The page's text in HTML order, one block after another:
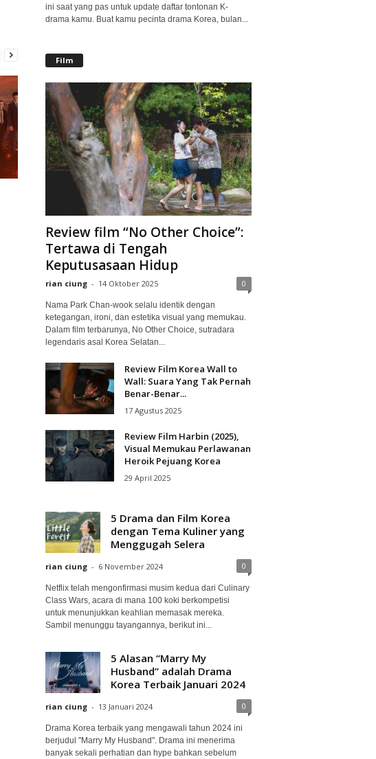
ini saat yang pas untuk update daftar tontonan K-
drama kamu. Buat kamu pecinta drama Korea, bulan...
Film
Review film “No Other Choice”:
Tertawa di Tengah
Keputusasaan Hidup
rian ciung - 14 Oktober 2025 0
Nama Park Chan-wook selalu identik dengan
ketegangan, ironi, dan estetika visual yang memukau.
Dalam film terbarunya, No Other Choice, sutradara
legendaris asal Korea Selatan...
Review Film Korea Wall to
Wall: Suara Yang Tak Pernah
Benar-Benar...
17 Agustus 2025
Review Film Harbin (2025),
Visual Memukau Perlawanan
Heroik Pejuang Korea
29 April 2025
5 Drama dan Film Korea
dengan Tema Kuliner yang
Menggugah Selera
rian ciung - 6 November 2024 0
Netflix telah mengonfirmasi musim kedua dari Culinary
Class Wars, acara di mana 100 koki berkompetisi
untuk menunjukkan keahlian memasak mereka.
Sambil menunggu tayangannya, berikut ini...
5 Alasan “Marry My
Husband” adalah Drama
Korea Terbaik Januari 2024
rian ciung - 13 Januari 2024 0
Drama Korea terbaik yang mengawali tahun 2024 ini
berjudul "Marry My Husband". Drama ini menerima
banyak sekali perhatian dan hype bahkan sebelum